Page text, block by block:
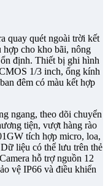
quay quét ngoài trời kết
hợp cho kho bãi, nông
định. Thiết bị ghi hình
1/3 inch, ống kính
đêm có màu kết hợp
ngang, theo dõi chuyển
tiện, vượt hàng rào
tích hợp micro, loa,
liệu có thể lưu trên thẻ
hỗ trợ nguồn 12
vệ IP66 và điều khiển